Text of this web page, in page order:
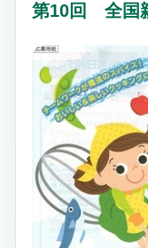
第10回 全国